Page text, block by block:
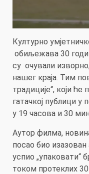
Културно
обиљежава 30
су очували
нашег краја. Тим
традиције“, који
гатачкој публици у
у 19 часова и 30
Аутор филма,
посао био
успио „упаковати“
током протеклих